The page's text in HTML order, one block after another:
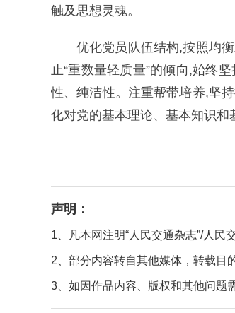
触及思想灵魂。
优化党员队伍结构,按照均
止“重数量轻质量”的倾向,始终
性、纯洁性。注重帮带培养,坚
化对党的基本理论、基本知识
声明：
1、凡本网注明“人民交通杂志”/人民
2、部分内容转自其他媒体，转载目
3、如因作品内容、版权和其他问题